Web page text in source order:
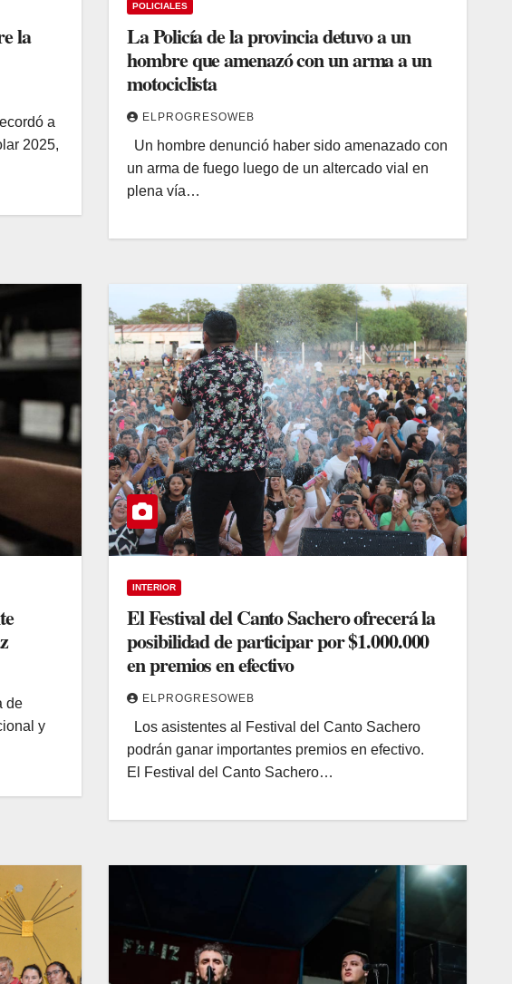
la
a
2025,
POLICIALES
La Policía de la provincia detuvo a un
hombre que amenazó con un arma a un
motociclista
ELPROGRESOWEB
Un hombre denunció haber sido amenazado con
un arma de fuego luego de un altercado vial en
plena vía…
de
y
INTERIOR
El Festival del Canto Sachero ofrecerá la
posibilidad de participar por $1.000.000
en premios en efectivo
ELPROGRESOWEB
Los asistentes al Festival del Canto Sachero
podrán ganar importantes premios en efectivo.
El Festival del Canto Sachero…